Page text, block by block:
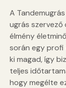
A
ugrás
élmény
során egy
ki magad, így
teljes
hogy megélte